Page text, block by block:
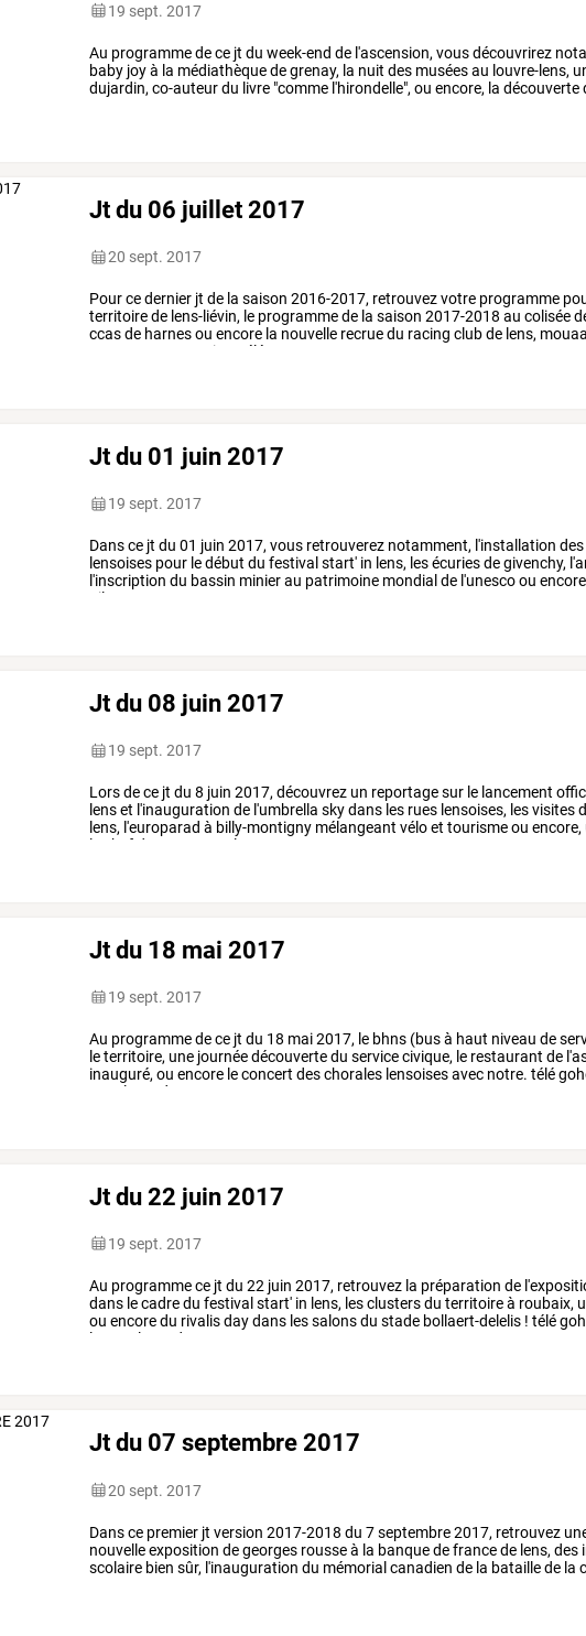
19 sept. 2017
Au programmedece jt du week-end de l'ascension, vousdécouvrirez
baby joyà la médiathèquedegrenay, la nuit des muséesau louvre-lens,
dujardin, co-auteurdu livre "comme l'hirondelle", ou encore, la découverte
Jt du 06 juillet 2017
20 sept. 2017
Pourcedernier jt de la saison 2016-2017, retrouvezvotre programme
territoirede lens-liévin, le programmede la saison 2017-2018 au colisée
ccasde harnesou encore la nouvelle recruedu racing clubde lens,
semaine. télé
Jt du 01 juin 2017
19 sept. 2017
Dansce jt du 01 juin 2017,vous retrouverez notamment, l'installation des
lensoises pour ledébut du festival start' in lens, lesécuriesdegivenchy,
l'inscription du bassin minierau patrimoine mondial de l'unescoou encore
gilmez,
Jt du 08 juin 2017
19 sept. 2017
Lorsdece jt du 8 juin 2017, découvrez un reportagesur le lancement
lenset l'inauguration de l'umbrella skydans les rues lensoises, lesvisites
lens, l'europarad à billy-montigny mélangeant véloet tourismeou encore,
le
chef du le
Jt du 18 mai 2017
19 sept. 2017
Au programmedece jt du 18 mai2017, le bhns (busà haut niveau de
leterritoire, une journéedécouvertedu servicecivique, le restaurant de
inauguré, ou encore leconcert deschorales lensoisesavec notre. télé
canal
de
Jt du 22 juin 2017
19 sept. 2017
Au programmece jt du 22 juin 2017, retrouvez la préparation de
dans lecadredu festival start' in lens, lesclustersdu territoireà roubaix,
ou encoredu rivalisdaydans lessalonsdu stade bollaert-delelis ! télé
le
canal de
Jt du 07 septembre 2017
20 sept. 2017
Dansce premier jt version 2017-2018 du 7septembre2017, retrouvez
nouvelleexposition degeorges rousseà la banquedefrancede lens, des
scolaire bien sûr, l'inauguration du mémorialcanadien de la bataillede la